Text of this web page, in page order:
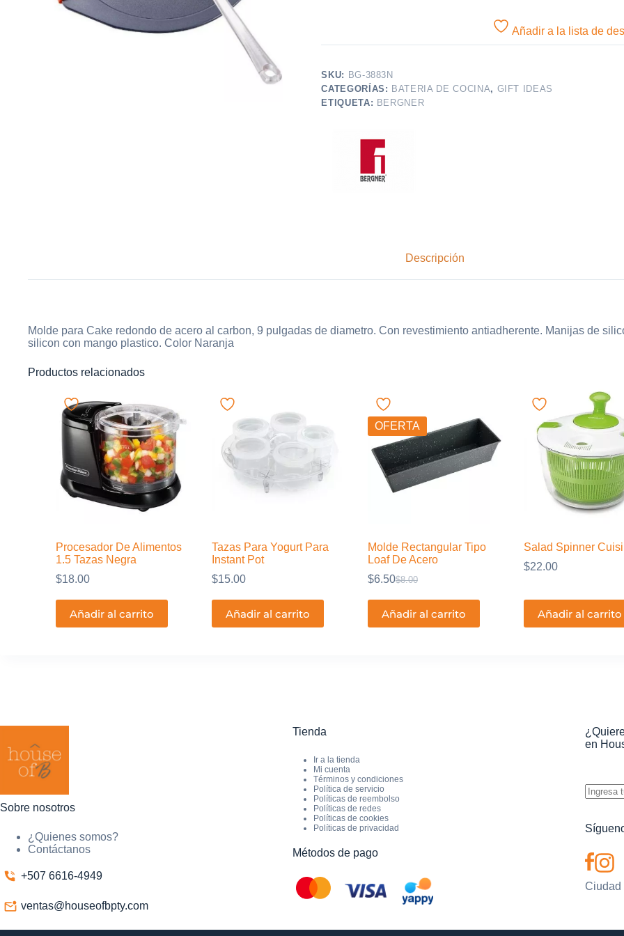
Añadir a la lista de
SKU: BG-3883N
CATEGORÍAS: BATERIA DE COCINA, GIFT IDEAS
ETIQUETA: BERGNER
Descripción
Molde para Cake redondo de acero al carbon, 9 pulgadas de diametro. Con revestimiento antiadherente. Manijas de
silicon con mango plastico. Color Naranja
Productos relacionados
Procesador De Alimentos
1.5 Tazas Negra
$18.00
Añadir al carrito
Tazas Para Yogurt Para
Instant Pot
$15.00
Añadir al carrito
OFERTA
Molde Rectangular Tipo
Loaf De Acero
$8.00
El
precio
original
$6.50El
precio
actual
Añadir al carrito
Salad Spinner
$22.00
Añadir al carrito
Sobre nosotros
¿Quienes somos?
Contáctanos
+507 6616-4949
ventas@houseofbpty.com
Tienda
Ir a la tienda
Mi cuenta
Términos y condiciones
Política de servicio
Políticas de reembolso
Políticas de redes
Políticas de cookies
Políticas de privacidad
Métodos de pago
en
Ciudad